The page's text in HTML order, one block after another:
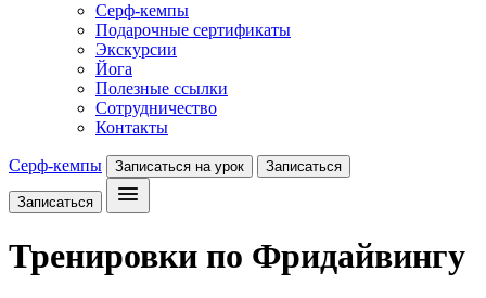
Серф-кемпы
Подарочные сертификаты
Экскурсии
Йога
Полезные ссылки
Сотрудничество
Контакты
Серф-кемпы Записаться на урок Записаться
Записаться
Тренировки по Фридайвингу